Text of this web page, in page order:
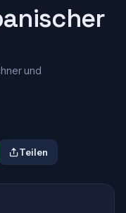
und
Teilen